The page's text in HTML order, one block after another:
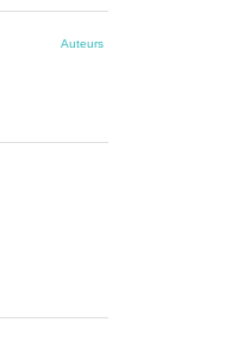
Auteurs